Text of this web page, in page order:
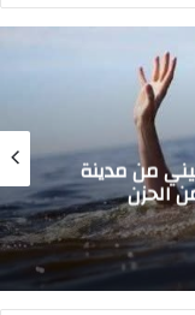
الزلزال في جنوب